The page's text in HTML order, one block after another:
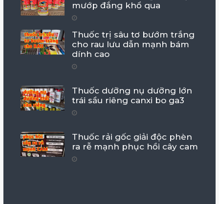
mướp đắng khổ qua
Thuốc trị sâu tơ bướm trắng
cho rau lưu dẫn mạnh bám
dính cao
Thuốc dưỡng nụ dưỡng lớn
trái sầu riêng canxi bo ga3
Thuốc rải gốc giải độc phèn
ra rễ mạnh phục hồi cây cam